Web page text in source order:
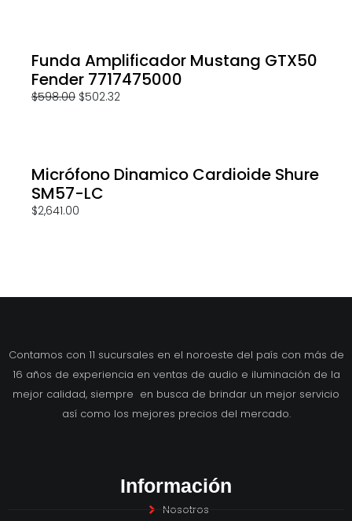
Funda Amplificador Mustang GTX50
Fender 7717475000
$598.00 $502.32
Micrófono Dinamico Cardioide Shure
SM57-LC
$2,641.00
Contamos con 11 sucursales en el noroeste del país con más de
16 años de experiencia en ventas de audio e iluminación de la
mejor calidad, siempre en busca de brindar un mejor servicio
así como los mejores precios del mercado.
Información
Nosotros